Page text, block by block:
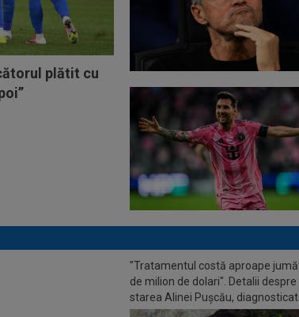
plătit cu
"Tratamentul costă aproape
de milion de dolari". Detalii despre
starea Alinei Pușcău,
boală gravă